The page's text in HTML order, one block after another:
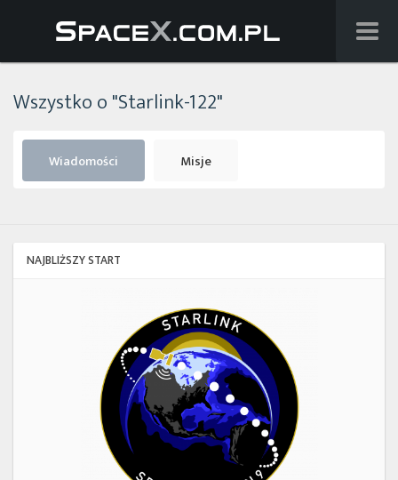
Starlink
Facebook
Kalendarze
Wszystko o "Starlink-122"
Wiadomości Misje
NAJBLIŻSZY START